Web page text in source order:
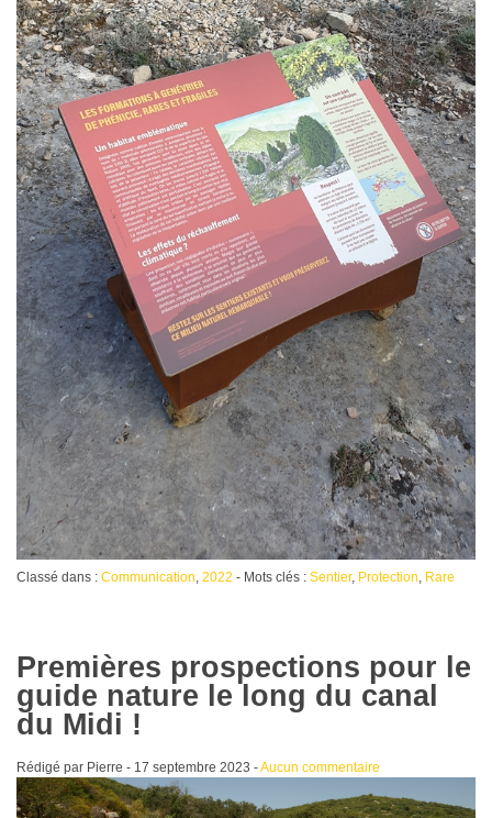
Classé dans : Communication 2022 - Mots clés : Sentier, Protection Rare
Premières prospections pour le
guide nature le long du canal
du Midi !
Rédigé par Pierre - 17 septembre 2023 -Aucun commentaire